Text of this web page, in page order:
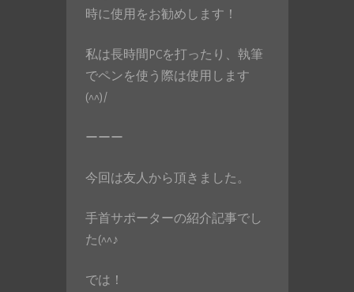
時に使用をお勧めします！
私は長時間PCを打ったり、執筆
でペンを使う際は使用します
(^^)/
ーーー
今回は友人から頂きました。
手首サポーターの紹介記事でし
た(^^♪
では！